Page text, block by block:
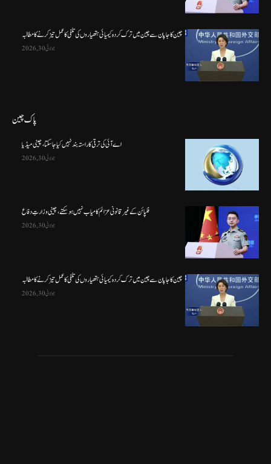
چین کا جاپان سے چین میں ترک کردہ کیمیائی ہتھیاروں کی تلفی کا عمل تیز کرنے کا مطالبہ
جولائی 30, 2026
پاک چین
اے آئی کی ترقی کا راستہ بند نہیں کیا جا سکتا، چینی میڈیا
جولائی 30, 2026
فلپائن کے غیر قانونی عزائم کامیاب نہیں ہو سکتے ، چینی وزارتِ دفاع
جولائی 30, 2026
چین کا جاپان سے چین میں ترک کردہ کیمیائی ہتھیاروں کی تلفی کا عمل تیز کرنے کا مطالبہ
جولائی 30, 2026